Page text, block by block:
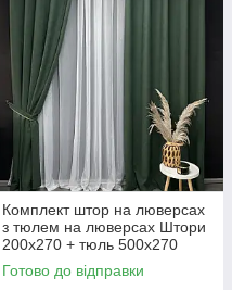
Комплект штор на люверсах
з тюлем на люверсах Штори
200х270 + тюль 500х270
Штори з підхопленнями Коір
зелений
Готово до відправки